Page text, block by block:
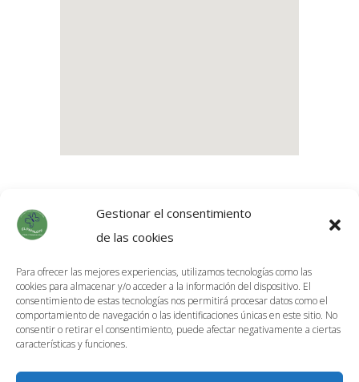
Gestionar el consentimiento
de las cookies
Para ofrecer las mejores experiencias, utilizamos tecnologías como las
cookies para almacenar y/o acceder a la información del dispositivo. El
consentimiento de estas tecnologías nos permitirá procesar datos como el
comportamiento de navegación o las identificaciones únicas en este sitio. No
consentir o retirar el consentimiento, puede afectar negativamente a ciertas
características y funciones.
Información de Envíos
Política de devoluciones